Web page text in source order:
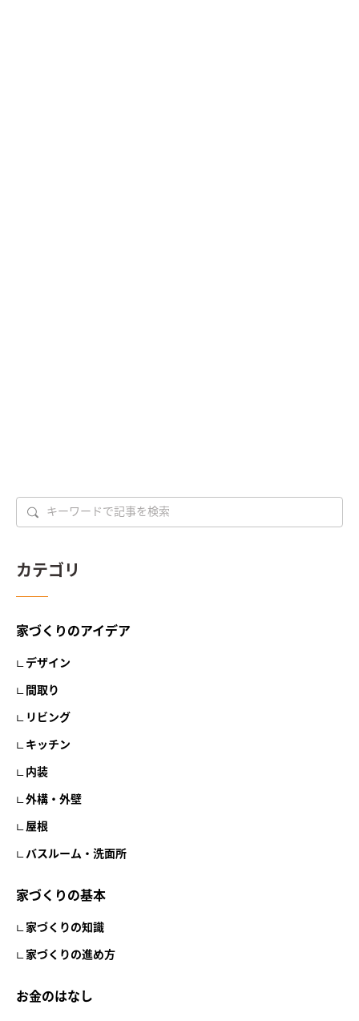
カテゴリ
家づくりのアイデア
デザイン
間取り
リビング
キッチン
内装
外構・外壁
屋根
バスルーム・洗面所
家づくりの基本
家づくりの知識
家づくりの進め方
お金のはなし